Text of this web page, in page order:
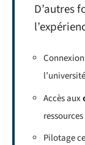
D’autres
l’université
Accès aux
Pilotage